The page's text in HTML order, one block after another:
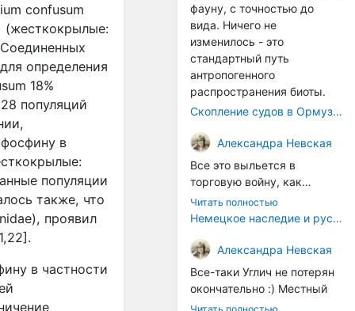
confusum
(жесткокрылые:
определения
18%
популяций
в
популяции
также, что
), проявил
в частности
фауну, с точностью до
вида. Ничего не
изменилось - это
стандартный путь
антропогенного
распространения биоты.
Скопление судов в Ормузском проливе грозит катастрофическим распространением инвазивных видов
Александра Невская
Все это выльется в
торговую войну, как
печально известная война
за Адыгейский сыр. Собаки
Когда региональный
продукт начнут делать
многие мастера региона, а
не единицы энтузиастов,
Читать полностью
Немецкое наследие и русский характер: история колбасного дела в Российской империи
Александра Невская
Все-таки Углич не потерян
окончательно :) Местный
институт сыроделия